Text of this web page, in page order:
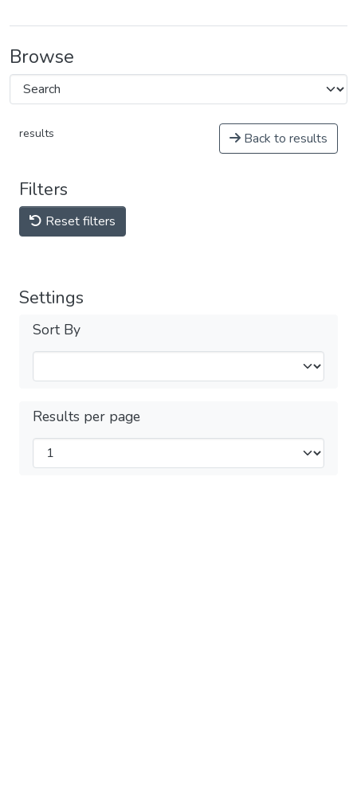
Browse
results Back to results
Filters
Reset filters
Settings
Sort By
Results per page